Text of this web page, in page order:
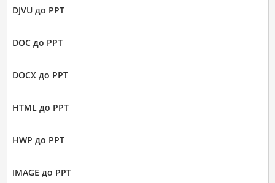
DJVU до PPT
DOC до PPT
DOCX до PPT
HTML до PPT
HWP до PPT
IMAGE до PPT